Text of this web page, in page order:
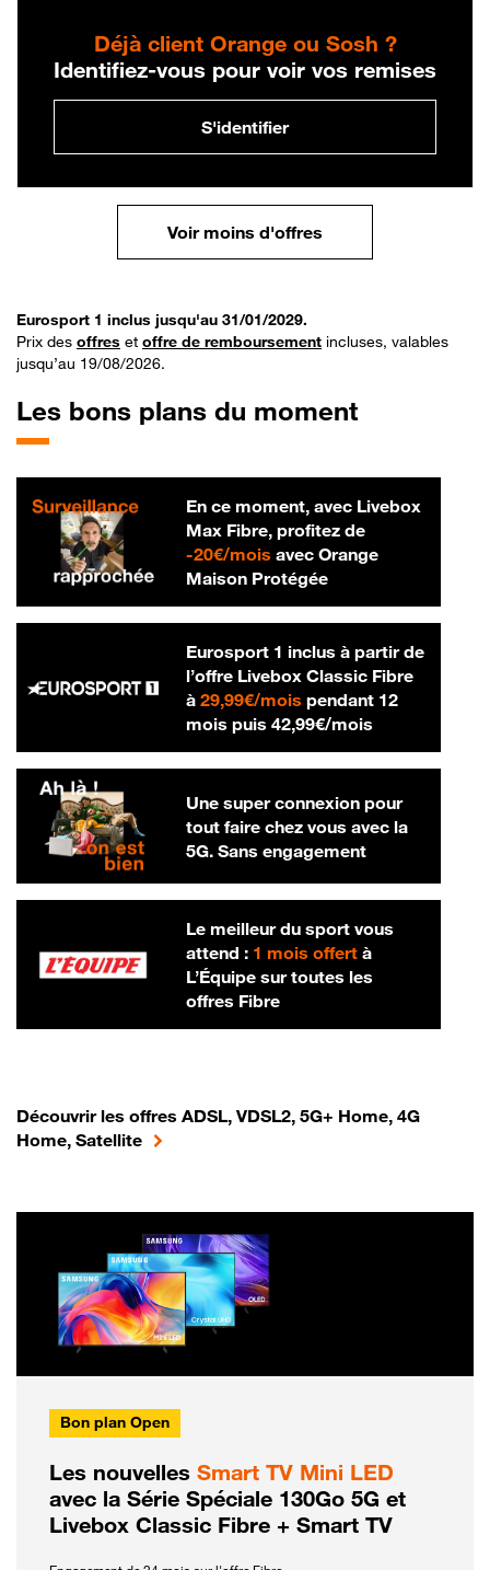
Déjà client Orange ou Sosh ?
Identifiez-vous pour voir vos remises
S'identifier
Voir moins d'offres
Eurosport 1 inclus jusqu'au 31/01/2029.
Prix des offres et offre de remboursement incluses, valables
jusqu’au 19/08/2026.
Les bons plans du moment
En ce moment, avec Livebox
Max Fibre, profitez de
-20€/mois20 € par mois
avec Orange
Maison Protégée
Eurosport 1 inclus à partir de
l’offre Livebox Classic Fibre
à 29,99€/mois29,99 € par mois
pendant 12
mois puis 42,99€/mois42,99 € par
Une super connexion pour
tout faire chez vous avec la
5G. Sans engagement
Le meilleur du sport vous
attend : 1 mois offertà
L’Équipe sur toutes les
offres Fibre
Découvrir les offres ADSL, VDSL2, 5G+ Home, 4G
Home, Satellite
Bon plan Open
Les nouvelles Smart TV Mini LED
avec la Série Spéciale 130Go 5G et
Livebox Classic Fibre + Smart TV